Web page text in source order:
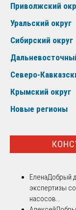
Приволжский
Уральский округ
Сибирский округ
Северо-
Крымский округ
Новые регионы
ЕленаДобрый
экспертизы
насосов...